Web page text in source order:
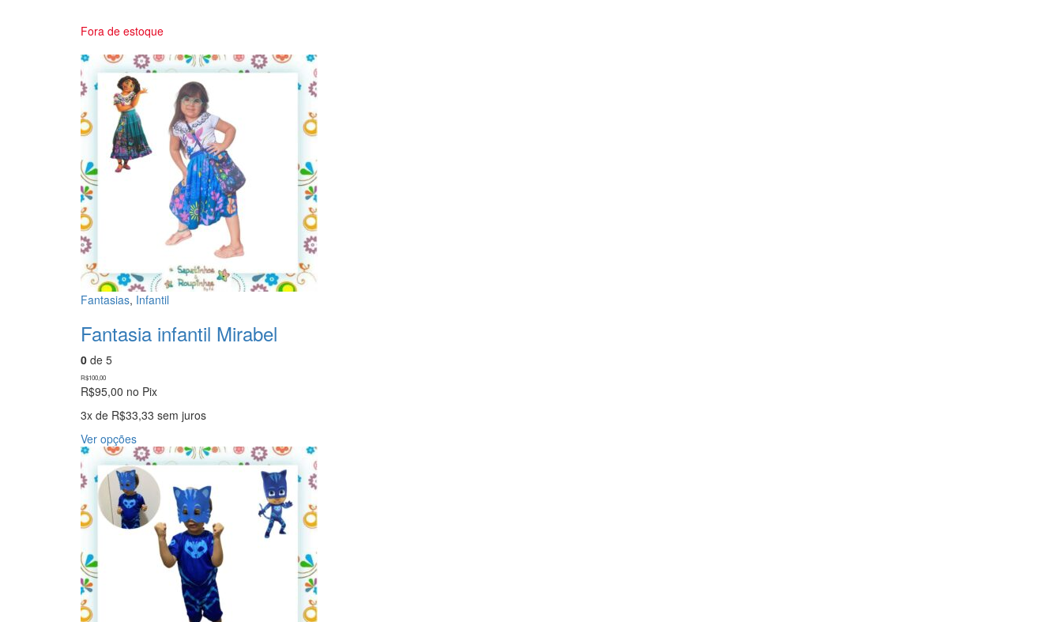
Fora de estoque
Fantasias, Infantil
Fantasia infantil Mirabel
0 de 5
R$100,00
R$95,00 no Pix
3x de R$33,33 sem juros
Ver opçõesEste
produto
tem
várias
variantes.
As
opções
podem
escolhidas